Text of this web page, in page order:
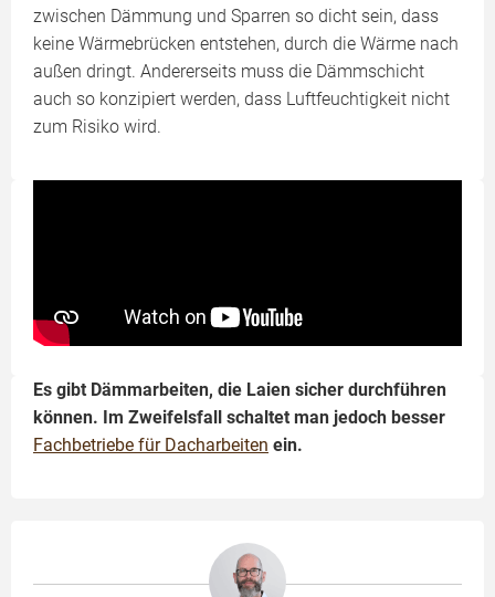
zwischen Dämmung und Sparren so dicht sein, dass
keine Wärmebrücken entstehen, durch die Wärme nach
außen dringt. Andererseits muss die Dämmschicht
auch so konzipiert werden, dass Luftfeuchtigkeit nicht
zum Risiko wird.
Es gibt Dämmarbeiten, die Laien sicher durchführen
können. Im Zweifelsfall schaltet man jedoch besser
Fachbetriebe für Dacharbeiten ein.